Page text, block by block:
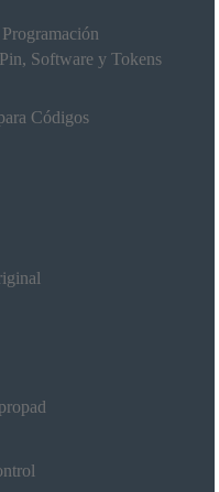
Software y Tokens
Códigos